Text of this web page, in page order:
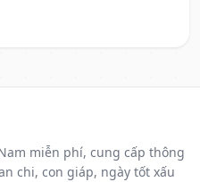
miễn phí, cung cấp thông
chi, con giáp, ngày tốt xấu